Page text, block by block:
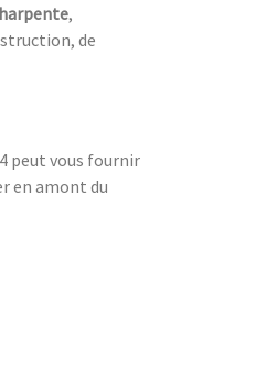
,
de
peut vous fournir
en amont du